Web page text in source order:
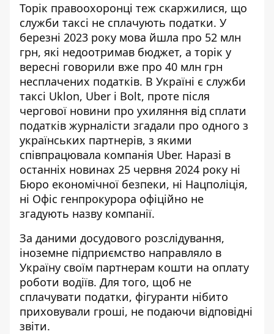
Торік правоохоронці теж скаржилися, що
служби таксі не сплачують податки. У
березні 2023 року мова йшла про 52 млн
грн, які недоотримав бюджет, а торік у
вересні говорили вже про 40 млн грн
несплачених податків. В Україні є служби
таксі Uklon, Uber і Bolt, проте після
чергової новини про ухиляння від сплати
податків журналісти згадали про одного з
українських партнерів, з якими
співпрацювала компанія Uber. Наразі в
останніх новинах 25 червня 2024 року ні
Бюро економічної безпеки, ні Нацполіція,
ні Офіс генпрокурора офіційно не
згадують назву компанії.
За даними досудового розслідування,
іноземне підприємство направляло в
Україну своїм партнерам кошти на оплату
роботи водіїв. Для того, щоб не
сплачувати податки, фігуранти нібито
приховували гроші, не подаючи відповідні
звіти.